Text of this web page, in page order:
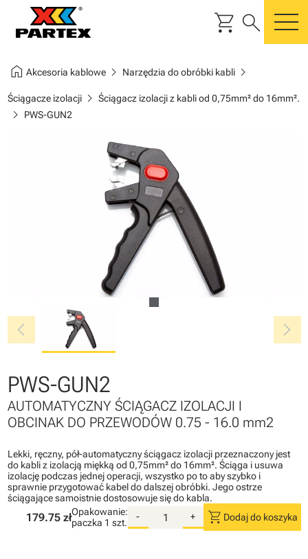
shopping_cart search
home Akcesoria kablowechevron_right Narzędzia do obróbki kablichevron_right
Ściągacze izolacjichevron_right Ściągacz izolacji z kabli od 0,75mm² do 16mm².
chevron_right PWS-GUN2
chevron_left chevron_right
PWS-GUN2
AUTOMATYCZNY ŚCIĄGACZ IZOLACJI I
OBCINAK DO PRZEWODÓW 0.75 - 16.0 mm2
Lekki, ręczny, pół-automatyczny ściągacz izolacji przeznaczony jest
do kabli z izolacją miękką od 0,75mm² do 16mm². Ściąga i usuwa
izolację podczas jednej operacji, wszystko po to aby szybko i
sprawnie przygotować kabel do dalszej obróbki. Jego ostrze
ściągające samoistnie dostosowuje się do kabla.
179.75 złOpakowanie:
paczka 1 szt.
- + shopping_cart Dodaj do koszyka